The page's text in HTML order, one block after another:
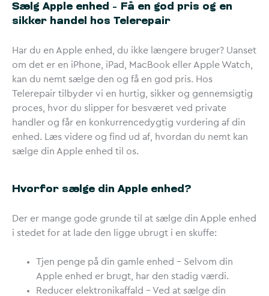
Sælg Apple enhed – Få en god pris og en
sikker handel hos Telerepair
Har du en Apple enhed, du ikke længere bruger? Uanset
om det er en iPhone, iPad, MacBook eller Apple Watch,
kan du nemt sælge den og få en god pris. Hos
Telerepair tilbyder vi en hurtig, sikker og gennemsigtig
proces, hvor du slipper for besværet ved private
handler og får en konkurrencedygtig vurdering af din
enhed. Læs videre og find ud af, hvordan du nemt kan
sælge din Apple enhed til os.
Hvorfor sælge din Apple enhed?
Der er mange gode grunde til at sælge din Apple enhed
i stedet for at lade den ligge ubrugt i en skuffe:
Tjen penge på din gamle enhed – Selvom din
Apple enhed er brugt, har den stadig værdi.
Reducer elektronikaffald – Ved at sælge din